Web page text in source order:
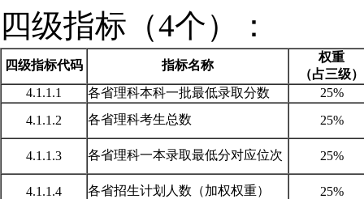
四级指标（4个）：
四级指标代码 指标名称
权重
（占三级）
4.1.1.1
各省理科本科一批最低录取分数
25%
4.1.1.2
各省理科考生总数 25%
4.1.1.3 各省理科一本录取最低分对应位次 25%
4.1.1.4 各省招生计划人数（加权权重） 25%